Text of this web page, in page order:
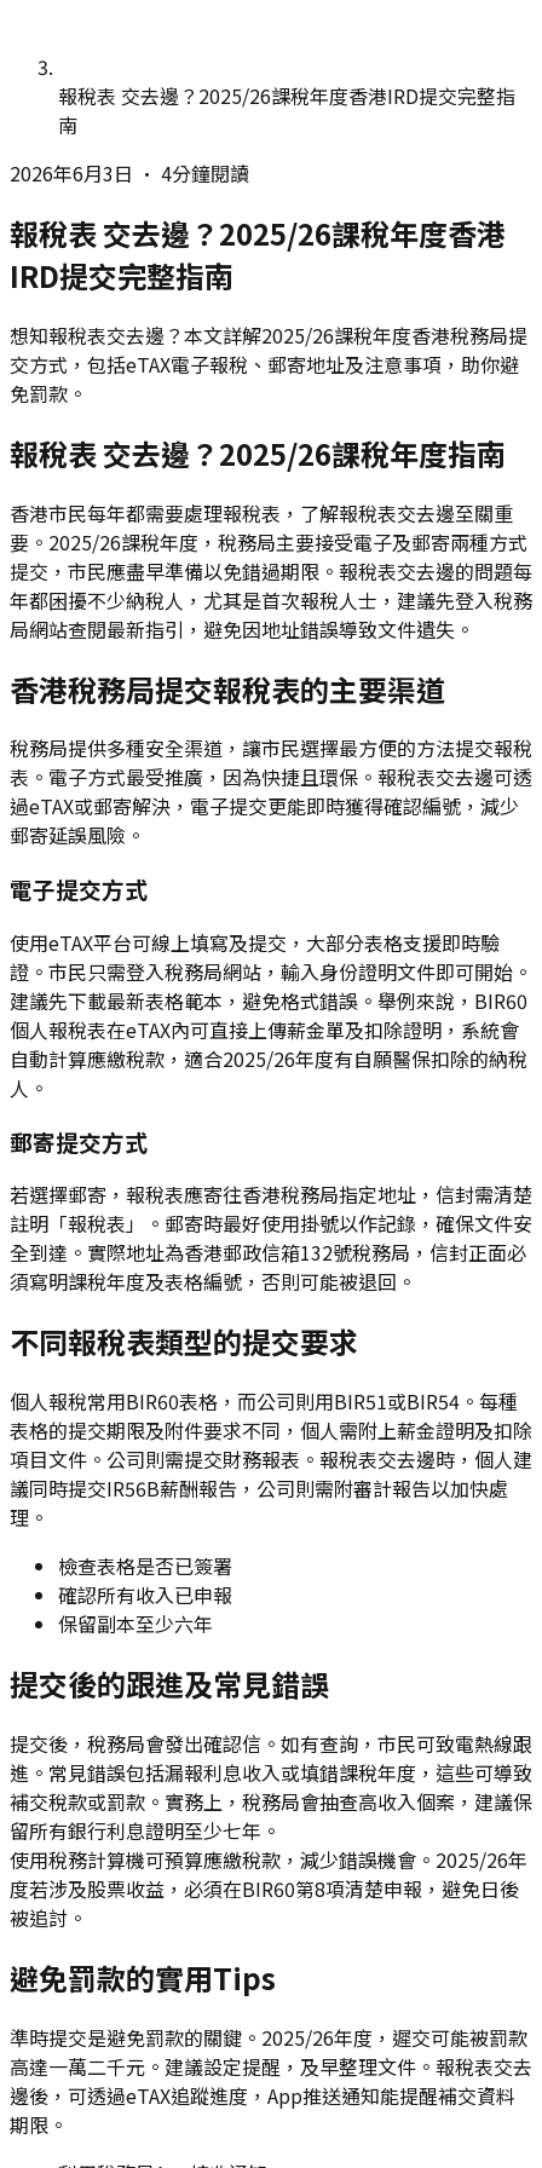
報稅表 交去邊？2025/26課稅年度香港IRD提交完整指
南
2026年6月3日 • 4分鐘閱讀
報稅表 交去邊？2025/26課稅年度香港
IRD提交完整指南
想知報稅表交去邊？本文詳解2025/26課稅年度香港稅務局提
交方式，包括eTAX電子報稅、郵寄地址及注意事項，助你避
免罰款。
報稅表 交去邊？2025/26課稅年度指南
香港市民每年都需要處理報稅表，了解報稅表交去邊至關重
要。2025/26課稅年度，稅務局主要接受電子及郵寄兩種方式
提交，市民應盡早準備以免錯過期限。報稅表交去邊的問題每
年都困擾不少納稅人，尤其是首次報稅人士，建議先登入稅務
局網站查閱最新指引，避免因地址錯誤導致文件遺失。
香港稅務局提交報稅表的主要渠道
稅務局提供多種安全渠道，讓市民選擇最方便的方法提交報稅
表。電子方式最受推廣，因為快捷且環保。報稅表交去邊可透
過eTAX或郵寄解決，電子提交更能即時獲得確認編號，減少
郵寄延誤風險。
電子提交方式
使用eTAX平台可線上填寫及提交，大部分表格支援即時驗
證。市民只需登入稅務局網站，輸入身份證明文件即可開始。
建議先下載最新表格範本，避免格式錯誤。舉例來說，BIR60
個人報稅表在eTAX內可直接上傳薪金單及扣除證明，系統會
自動計算應繳稅款，適合2025/26年度有自願醫保扣除的納稅
人。
郵寄提交方式
若選擇郵寄，報稅表應寄往香港稅務局指定地址，信封需清楚
註明「報稅表」。郵寄時最好使用掛號以作記錄，確保文件安
全到達。實際地址為香港郵政信箱132號稅務局，信封正面必
須寫明課稅年度及表格編號，否則可能被退回。
不同報稅表類型的提交要求
個人報稅常用BIR60表格，而公司則用BIR51或BIR54。每種
表格的提交期限及附件要求不同，個人需附上薪金證明及扣除
項目文件。公司則需提交財務報表。報稅表交去邊時，個人建
議同時提交IR56B薪酬報告，公司則需附審計報告以加快處
理。
檢查表格是否已簽署
確認所有收入已申報
保留副本至少六年
提交後的跟進及常見錯誤
提交後，稅務局會發出確認信。如有查詢，市民可致電熱線跟
進。常見錯誤包括漏報利息收入或填錯課稅年度，這些可導致
補交稅款或罰款。實務上，稅務局會抽查高收入個案，建議保
留所有銀行利息證明至少七年。
使用稅務計算機可預算應繳稅款，減少錯誤機會。2025/26年
度若涉及股票收益，必須在BIR60第8項清楚申報，避免日後
被追討。
避免罰款的實用Tips
準時提交是避免罰款的關鍵。2025/26年度，遲交可能被罰款
高達一萬二千元。建議設定提醒，及早整理文件。報稅表交去
邊後，可透過eTAX追蹤進度，App推送通知能提醒補交資料
期限。